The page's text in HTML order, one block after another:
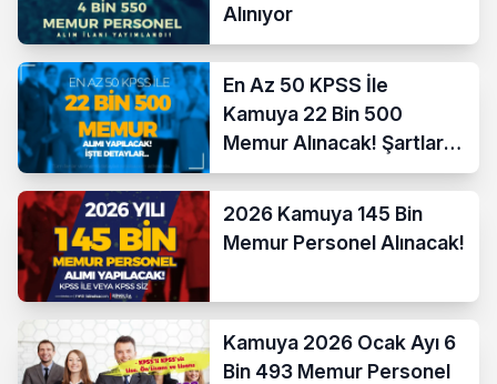
Alınıyor
En Az 50 KPSS İle
Kamuya 22 Bin 500
Memur Alınacak! Şartlar
ve Bakanlıklar Nedir?
2026 Kamuya 145 Bin
Memur Personel Alınacak!
Kamuya 2026 Ocak Ayı 6
Bin 493 Memur Personel